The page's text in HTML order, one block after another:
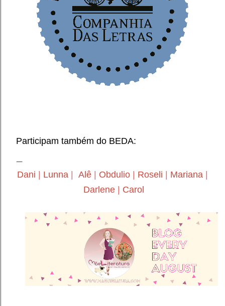
Participam também do BEDA:
Dani Lunna Alê Obdulio Roseli Mariana
Darlene
Carol